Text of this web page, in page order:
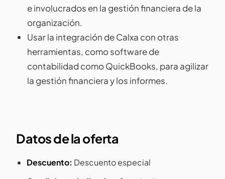
e involucrados en la gestión financiera de la
organización.
Usar la integración de Calxa con otras
herramientas, como software de
contabilidad como QuickBooks, para agilizar
la gestión financiera y los informes.
Datos de la oferta
Descuento: Descuento especial